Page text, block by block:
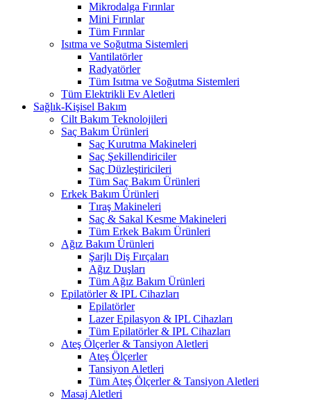
Mikrodalga Fırınlar
Mini Fırınlar
Tüm Fırınlar
Isıtma ve Soğutma Sistemleri
Vantilatörler
Radyatörler
Tüm Isıtma ve Soğutma Sistemleri
Tüm Elektrikli Ev Aletleri
Sağlık-Kişisel Bakım
Cilt Bakım Teknolojileri
Saç Bakım Ürünleri
Saç Kurutma Makineleri
Saç Şekillendiriciler
Saç Düzleştiricileri
Tüm Saç Bakım Ürünleri
Erkek Bakım Ürünleri
Tıraş Makineleri
Saç & Sakal Kesme Makineleri
Tüm Erkek Bakım Ürünleri
Ağız Bakım Ürünleri
Şarjlı Diş Fırçaları
Ağız Duşları
Tüm Ağız Bakım Ürünleri
Epilatörler & IPL Cihazları
Epilatörler
Lazer Epilasyon & IPL Cihazları
Tüm Epilatörler & IPL Cihazları
Ateş Ölçerler & Tansiyon Aletleri
Ateş Ölçerler
Tansiyon Aletleri
Tüm Ateş Ölçerler & Tansiyon Aletleri
Masaj Aletleri